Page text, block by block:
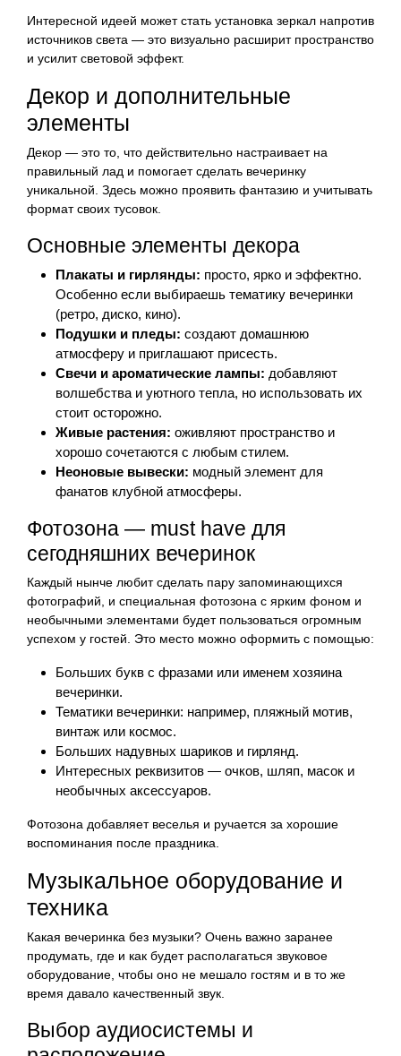
Интересной идеей может стать установка зеркал напротив
источников света — это визуально расширит пространство
и усилит световой эффект.
Декор и дополнительные
элементы
Декор — это то, что действительно настраивает на
правильный лад и помогает сделать вечеринку
уникальной. Здесь можно проявить фантазию и учитывать
формат своих тусовок.
Основные элементы декора
Плакаты и гирлянды: просто, ярко и эффектно.
Особенно если выбираешь тематику вечеринки
(ретро, диско, кино).
Подушки и пледы: создают домашнюю
атмосферу и приглашают присесть.
Свечи и ароматические лампы: добавляют
волшебства и уютного тепла, но использовать их
стоит осторожно.
Живые растения: оживляют пространство и
хорошо сочетаются с любым стилем.
Неоновые вывески: модный элемент для
фанатов клубной атмосферы.
Фотозона — must have для
сегодняшних вечеринок
Каждый нынче любит сделать пару запоминающихся
фотографий, и специальная фотозона с ярким фоном и
необычными элементами будет пользоваться огромным
успехом у гостей. Это место можно оформить с помощью:
Больших букв с фразами или именем хозяина
вечеринки.
Тематики вечеринки: например, пляжный мотив,
винтаж или космос.
Больших надувных шариков и гирлянд.
Интересных реквизитов — очков, шляп, масок и
необычных аксессуаров.
Фотозона добавляет веселья и ручается за хорошие
воспоминания после праздника.
Музыкальное оборудование и
техника
Какая вечеринка без музыки? Очень важно заранее
продумать, где и как будет располагаться звуковое
оборудование, чтобы оно не мешало гостям и в то же
время давало качественный звук.
Выбор аудиосистемы и